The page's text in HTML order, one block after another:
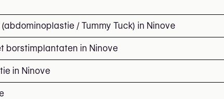
/ Tummy Tuck) in Ninove
borstimplantaten in Ninove
in Ninove